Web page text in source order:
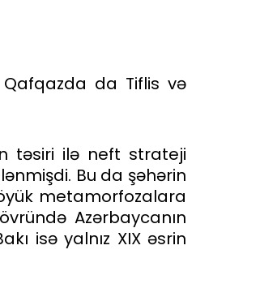
da Tiflis və
təsiri ilə neft strateji
Bu da şəhərin
metamorfozalara
Azərbaycanın
isə yalnız XIX əsrin